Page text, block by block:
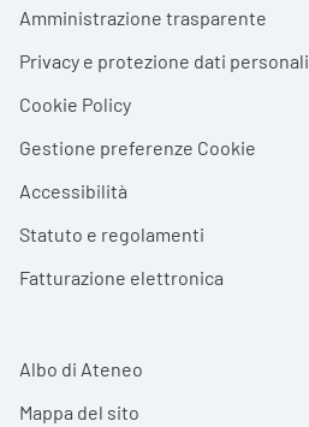
Amministrazione trasparente
Privacy e protezione dati personali
Cookie Policy
Gestione preferenze Cookie
Accessibilità
Statuto e regolamenti
Fatturazione elettronica
Albo di Ateneo
Mappa del sito